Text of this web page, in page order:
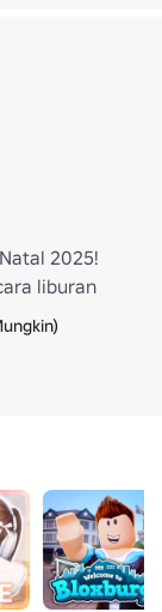
2025!
liburan
sepanjang